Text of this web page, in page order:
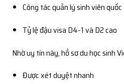
Công tác quản lý sinh viên
Tỷ lệ đậu visa D4-1 và D2 cao
Nhờ uy tín này, hồ sơ du học sinh
Được xét duyệt nhanh